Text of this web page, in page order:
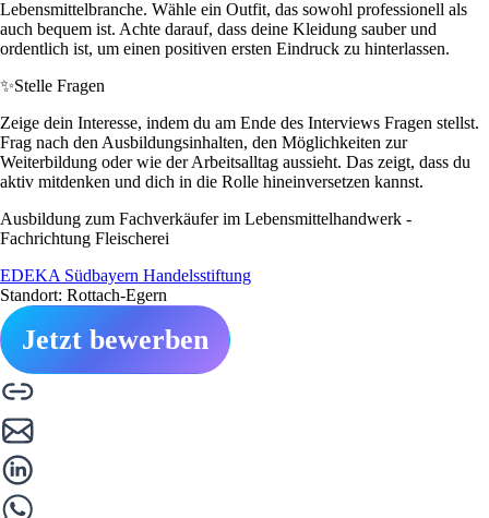
Lebensmittelbranche. Wähle ein Outfit, das sowohl professionell als
auch bequem ist. Achte darauf, dass deine Kleidung sauber und
ordentlich ist, um einen positiven ersten Eindruck zu hinterlassen.
✨Stelle Fragen
Zeige dein Interesse, indem du am Ende des Interviews Fragen stellst.
Frag nach den Ausbildungsinhalten, den Möglichkeiten zur
Weiterbildung oder wie der Arbeitsalltag aussieht. Das zeigt, dass du
aktiv mitdenken und dich in die Rolle hineinversetzen kannst.
Ausbildung zum Fachverkäufer im Lebensmittelhandwerk -
Fachrichtung Fleischerei
EDEKA Südbayern Handelsstiftung
Standort: Rottach-Egern
Jetzt bewerben